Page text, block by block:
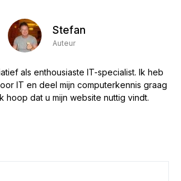
Stefan
Auteur
als enthousiaste IT-specialist. Ik heb
IT en deel mijn computerkennis graag
hoop dat u mijn website nuttig vindt.